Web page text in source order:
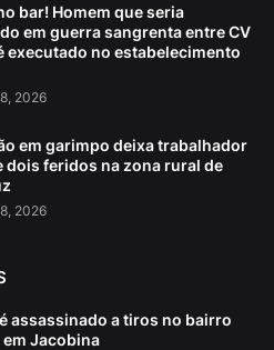
bar! Homem que seria
em guerra sangrenta entre CV
executado no estabelecimento
2026
em garimpo deixa trabalhador
dois feridos na zona rural de
2026
assassinado a tiros no bairro
em Jacobina